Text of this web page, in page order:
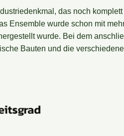
das noch
Ensemble wurde schon mit
wurde. Bei dem
Bauten und die